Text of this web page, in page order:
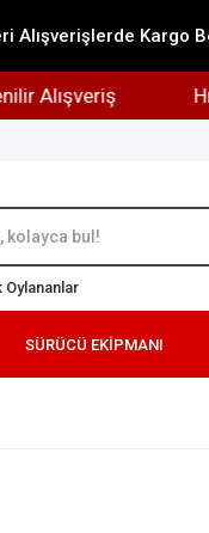
Alışverişlerde Kargo
Alışveriş
Oylananlar
SÜRÜCÜ EKİPMANI